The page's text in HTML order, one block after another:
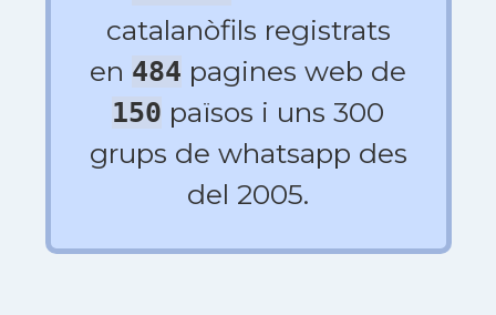
catalanòfils registrats
en 484 pagines web de
150 països i uns 300
grups de whatsapp des
del 2005.